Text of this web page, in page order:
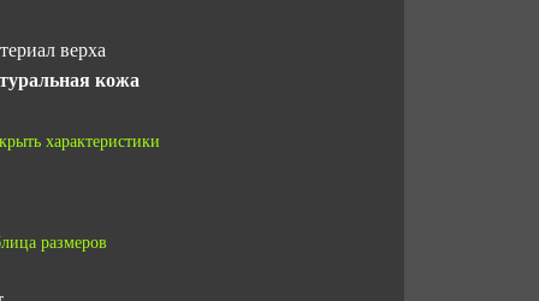
верха
кожа
крепления подошвы
характеристики
размеров